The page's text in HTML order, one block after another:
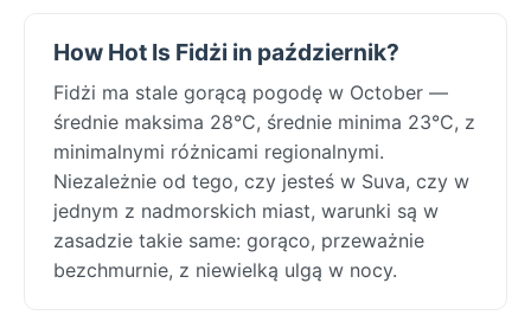
How Hot Is Fidżi in październik?
Fidżi ma stale gorącą pogodę w October —
średnie maksima 28°C, średnie minima 23°C, z
minimalnymi różnicami regionalnymi.
Niezależnie od tego, czy jesteś w Suva, czy w
jednym z nadmorskich miast, warunki są w
zasadzie takie same: gorąco, przeważnie
bezchmurnie, z niewielką ulgą w nocy.